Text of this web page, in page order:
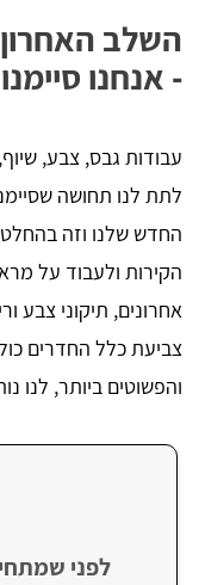
השלב
- אנחנו
עבודות גבס, צבע,
לתת לנו תחושה
החדש שלנו וזה
הקירות ולעבוד על
אחרונים, תיקוני צבע
צביעת כלל החדרים
והפשוטים ביותר, לנו
לפני